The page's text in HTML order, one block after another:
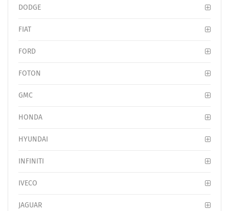
DODGE
FIAT
FORD
FOTON
GMC
HONDA
HYUNDAI
INFINITI
IVECO
JAGUAR